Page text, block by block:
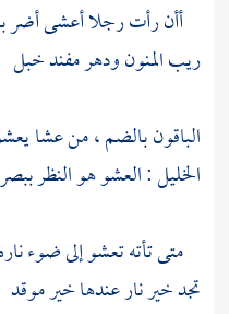
أأن رأت رجلا أعشى أضر
ريب المنون ودهر مفند خبل
الباقون بالضم ، من عشا
الخليل: العشو هو النظر
متى تأته تعشو إلى ضوء ناره
تجد خير نار عندها خير موقد